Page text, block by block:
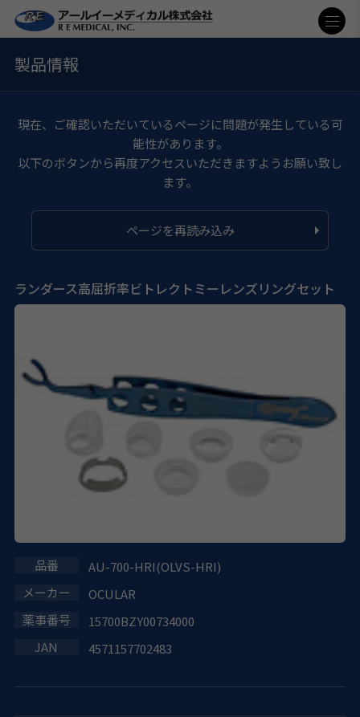
製品情報
現在、ご確認いただいているページに問題が発生している可
能性があります。
以下のボタンから再度アクセスいただきますようお願い致し
ます。
ページを再読み込み
ランダース高屈折率ビトレクトミーレンズリングセット
AU-700-HRI(OLVS-HRI)
OCULAR
15700BZY00734000
4571157702483